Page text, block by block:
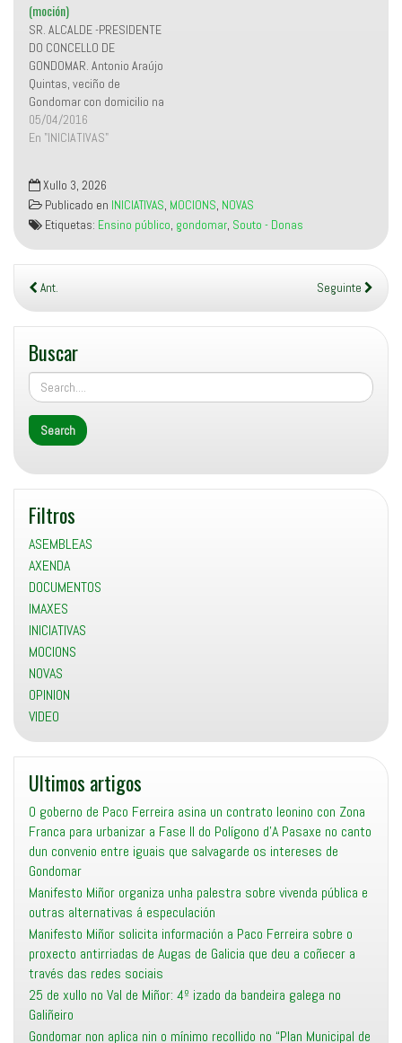
a
)
(moción)
SR. ALCALDE -PRESIDENTE
DO CONCELLO DE
GONDOMAR. Antonio Araújo
Quintas, veciño de
Gondomar con domicilio na
Avda. do Conde n“21, e DI
n°36.032.724G, na súa
de Manifesto Miñor, presenta
ao Pleno para o seu debate
e, aprobación se procede, a
seguinte MOCION
URXENCIA…
05/04/2016
En "INICIATIVAS"
Xullo 3, 2026
Publicado en INICIATIVAS, MOCIONS, NOVAS
Etiquetas: Ensino público, gondomar, Souto - Donas
Ant. Seguinte
Buscar
Filtros
ASEMBLEAS
AXENDA
DOCUMENTOS
IMAXES
INICIATIVAS
MOCIONS
NOVAS
OPINION
VIDEO
Ultimos artigos
O goberno de Paco Ferreira asina un contrato leonino con Zona
Franca para urbanizar a Fase II do Polígono d’A Pasaxe no canto
dun convenio entre iguais que salvagarde os intereses de
Gondomar
Manifesto Miñor organiza unha palestra sobre vivenda pública e
outras alternativas á especulación
Manifesto Miñor solicita información a Paco Ferreira sobre o
proxecto antirriadas de Augas de Galicia que deu a coñecer a
través das redes sociais
25 de xullo no Val de Miñor: 4º izado da bandeira galega no
Galiñeiro
Gondomar non aplica nin o mínimo recollido no “Plan Municipal de